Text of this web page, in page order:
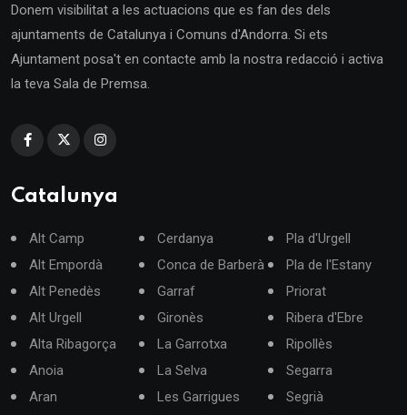
Donem visibilitat a les actuacions que es fan des dels
ajuntaments de Catalunya i Comuns d'Andorra. Si ets
Ajuntament posa't en contacte amb la nostra redacció i activa
la teva Sala de Premsa.
Catalunya
Alt Camp
Alt Empordà
Alt Penedès
Alt Urgell
Alta Ribagorça
Anoia
Aran
Cerdanya
Conca de Barberà
Garraf
Gironès
La Garrotxa
La Selva
Les Garrigues
Pla d'Urgell
Pla de l'Estany
Priorat
Ribera d'Ebre
Ripollès
Segarra
Segrià